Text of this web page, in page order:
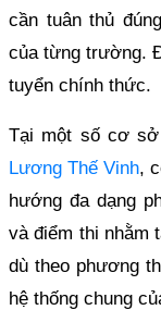
cần tuân thủ
của từng trường.
tuyển chính thức.
Tại một số cơ
Lương Thế Vinh,
hướng đa dạng
và điểm thi nhằm
dù theo phương
hệ thống chung